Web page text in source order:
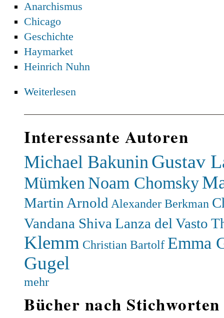
Anarchismus
Chicago
Geschichte
Haymarket
Heinrich Nuhn
Weiterlesen
Interessante Autoren
Michael BakuninGustav
Mümken Noam Chomsky
Martin Arnold Alexander Berkman
Vandana Shiva Lanza del Vasto
Klemm Christian Bartolf Emma
Gugel
mehr
Bücher nach Stichworten